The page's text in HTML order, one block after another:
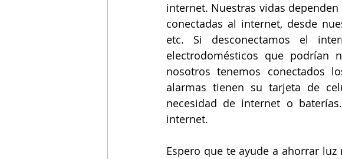
internet. Nuestras vidas
conectadas al internet, desde
etc. Si desconectamos el
electrodomésticos que podrían
nosotros tenemos conectados
alarmas tienen su tarjeta de
necesidad de internet o
internet.
Espero que te ayude a ahorrar